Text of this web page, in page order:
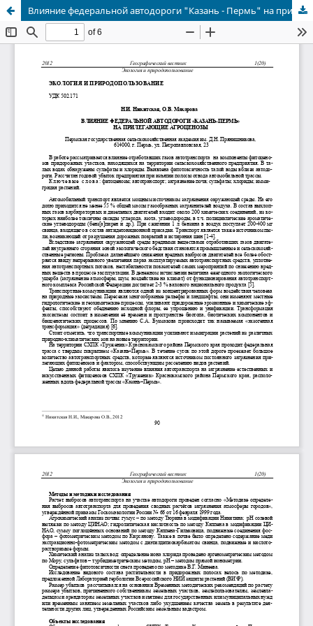
Влияние федеральной автодороги "Казань - Пермь" на прилегающие агроценозы